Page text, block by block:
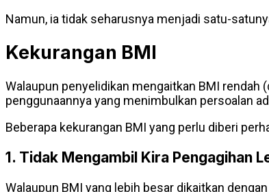
Namun, ia tidak seharusnya menjadi satu-
Kekurangan BMI
Walaupun penyelidikan mengaitkan BMI rendah
penggunaannya yang menimbulkan persoalan
Beberapa kekurangan BMI yang perlu diberi
1. Tidak Mengambil Kira Pengagihan
Walaupun BMI yang lebih besar dikaitkan